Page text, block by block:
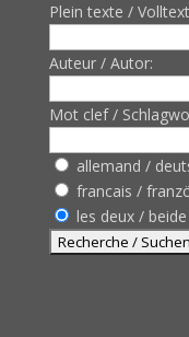
Plein texte /
Auteur / Autor:
Mot clef /
allemand /
francais /
les deux / beide